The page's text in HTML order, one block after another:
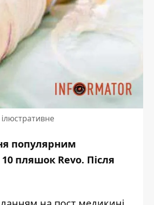
популярним
пляшок Revo. Після